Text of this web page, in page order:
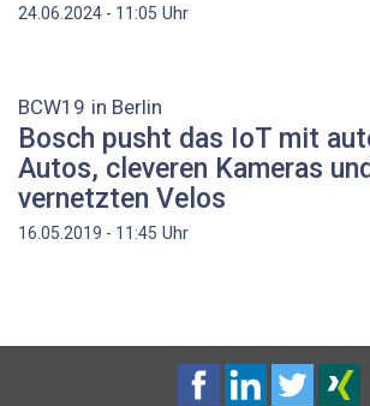
24.06.2024 - 11:05 Uhr
BCW19 in Berlin
Bosch pusht das IoT mit
Autos, cleveren Kameras und
vernetzten Velos
16.05.2019 - 11:45 Uhr